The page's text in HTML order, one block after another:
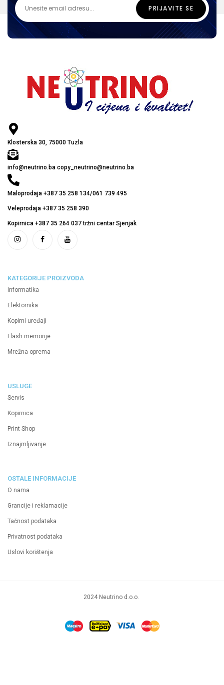
Klosterska 30, 75000 Tuzla
info@neutrino.ba copy_neutrino@neutrino.ba
Maloprodaja +387 35 258 134/061 739 495
Veleprodaja +387 35 258 390
Kopirnica +387 35 264 037 tržni centar Sjenjak
KATEGORIJE PROIZVODA
Informatika
Elektornika
Kopirni uređaji
Flash memorije
Mrežna oprema
USLUGE
Servis
Kopirnica
Print Shop
Iznajmljivanje
OSTALE INFORMACIJE
O nama
Grancije i reklamacije
Tačnost podataka
Privatnost podataka
Uslovi korištenja
2024 Neutrino d.o.o.